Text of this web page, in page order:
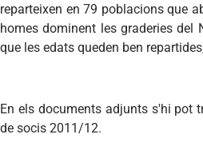
reparteixen en 79 poblacions que
homes dominent les graderies del
que les edats queden ben
En els documents adjunts s'hi pot
de socis 2011/12.